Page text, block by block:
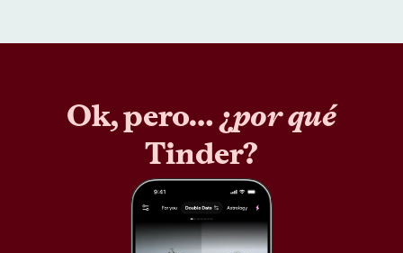
Ok, pero… ¿por qué
Tinder?